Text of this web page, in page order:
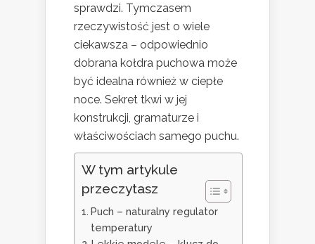
sprawdzi. Tymczasem
rzeczywistość jest o wiele
ciekawsza – odpowiednio
dobrana kołdra puchowa może
być idealna również w ciepłe
noce. Sekret tkwi w jej
konstrukcji, gramaturze i
właściwościach samego puchu.
W tym artykule
przeczytasz
Puch – naturalny regulator
temperatury